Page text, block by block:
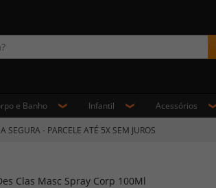
e Banho Infantil Acessórios
SEGURA - PARCELE ATÉ 5X SEM JUROS
Clas Masc Spray Corp 100Ml